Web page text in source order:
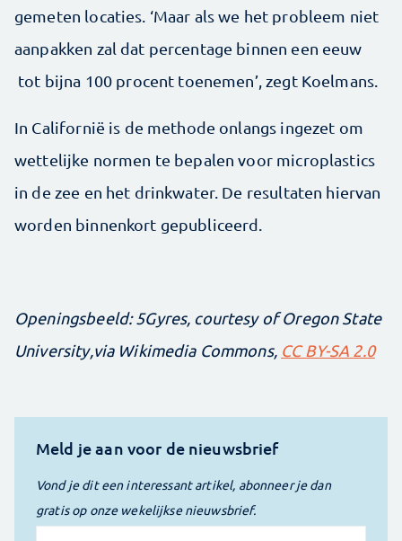
gemeten locaties. ‘Maar als we het probleem niet
aanpakken zal dat percentage binnen een eeuw
tot bijna 100 procent toenemen’, zegt Koelmans.
In Californië is de methode onlangs ingezet om
wettelijke normen te bepalen voor microplastics
in de zee en het drinkwater. De resultaten hiervan
worden binnenkort gepubliceerd.
Openingsbeeld: 5Gyres, courtesy of Oregon State
University,via Wikimedia Commons, CC BY-SA 2.0
Meld je aan voor de nieuwsbrief
Vond je dit een interessant artikel, abonneer je dan
gratis op onze wekelijkse nieuwsbrief.